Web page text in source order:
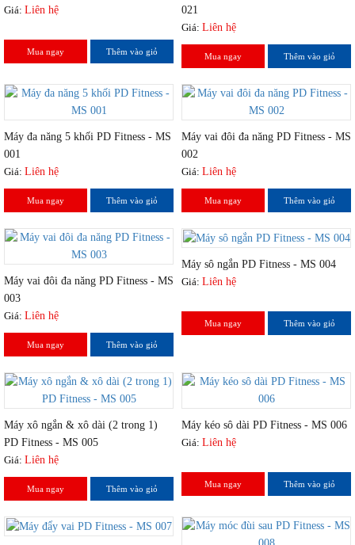
Giá: Liên hệ
Mua ngay Thêm vào giỏ
021
Giá: Liên hệ
Mua ngay Thêm vào giỏ
Máy đa năng 5 khối PD Fitness - MS
001
Giá: Liên hệ
Mua ngay Thêm vào giỏ
Máy vai đôi đa năng PD Fitness - MS
002
Giá: Liên hệ
Mua ngay Thêm vào giỏ
Máy vai đôi đa năng PD Fitness - MS
003
Giá: Liên hệ
Mua ngay Thêm vào giỏ
Máy sô ngắn PD Fitness - MS 004
Giá: Liên hệ
Mua ngay Thêm vào giỏ
Máy xô ngắn & xô dài (2 trong 1)
PD Fitness - MS 005
Giá: Liên hệ
Mua ngay Thêm vào giỏ
Máy kéo sô dài PD Fitness - MS 006
Giá: Liên hệ
Mua ngay Thêm vào giỏ